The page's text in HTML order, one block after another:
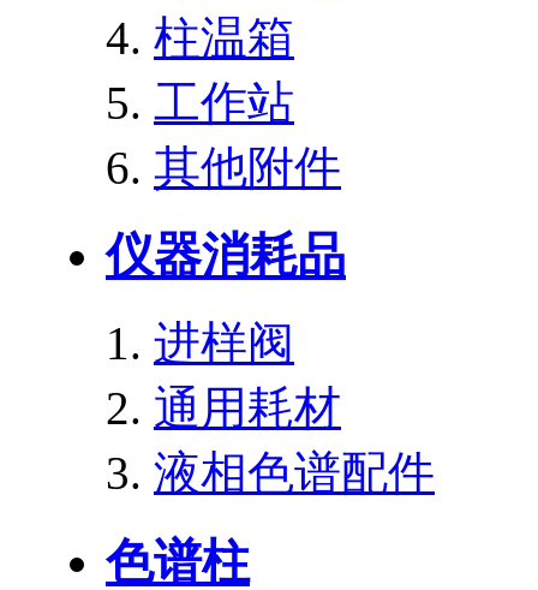
柱温箱
工作站
其他附件
仪器消耗品
进样阀
通用耗材
液相色谱配件
色谱柱